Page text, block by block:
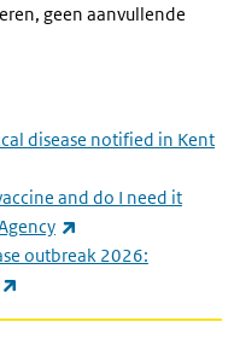
geen aanvullende
disease notified in Kent
and do I need it
outbreak 2026: